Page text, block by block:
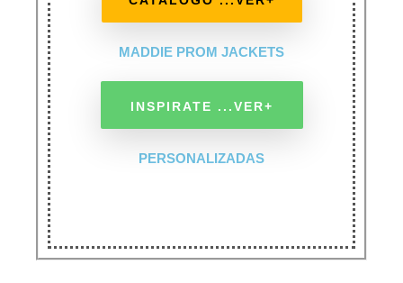
MADDIE PROM JACKETS
INSPIRATE ...VER+
PERSONALIZADAS